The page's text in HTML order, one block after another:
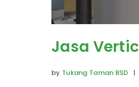
Jasa
by Tukang Taman BSD |